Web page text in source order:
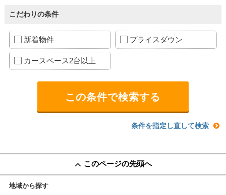
こだわりの条件
新着物件 プライスダウン
カースペース2台以上
条件を指定し直して検索
このページの先頭へ
地域から探す